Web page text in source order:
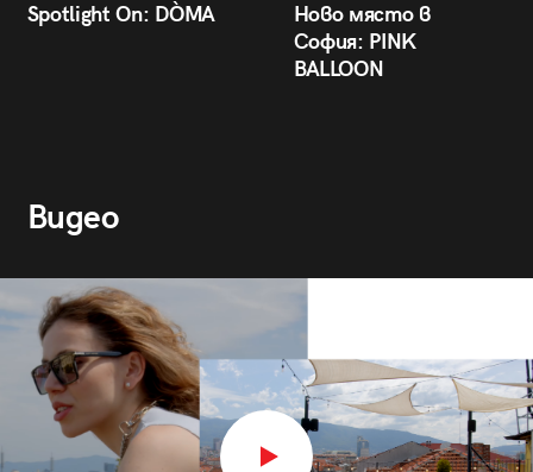
Spotlight On: DÒMA
Ново място в
София: PINK
BALLOON
Видео